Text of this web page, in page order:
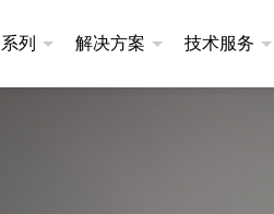
列 解决方案 技术服务